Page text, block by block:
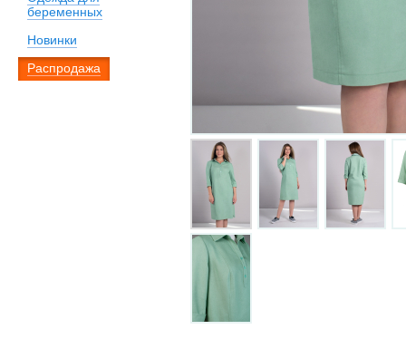
беременных
Новинки
Распродажа